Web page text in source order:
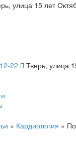
улица 15 лет
22
Тверь, улица
» Кардиология »